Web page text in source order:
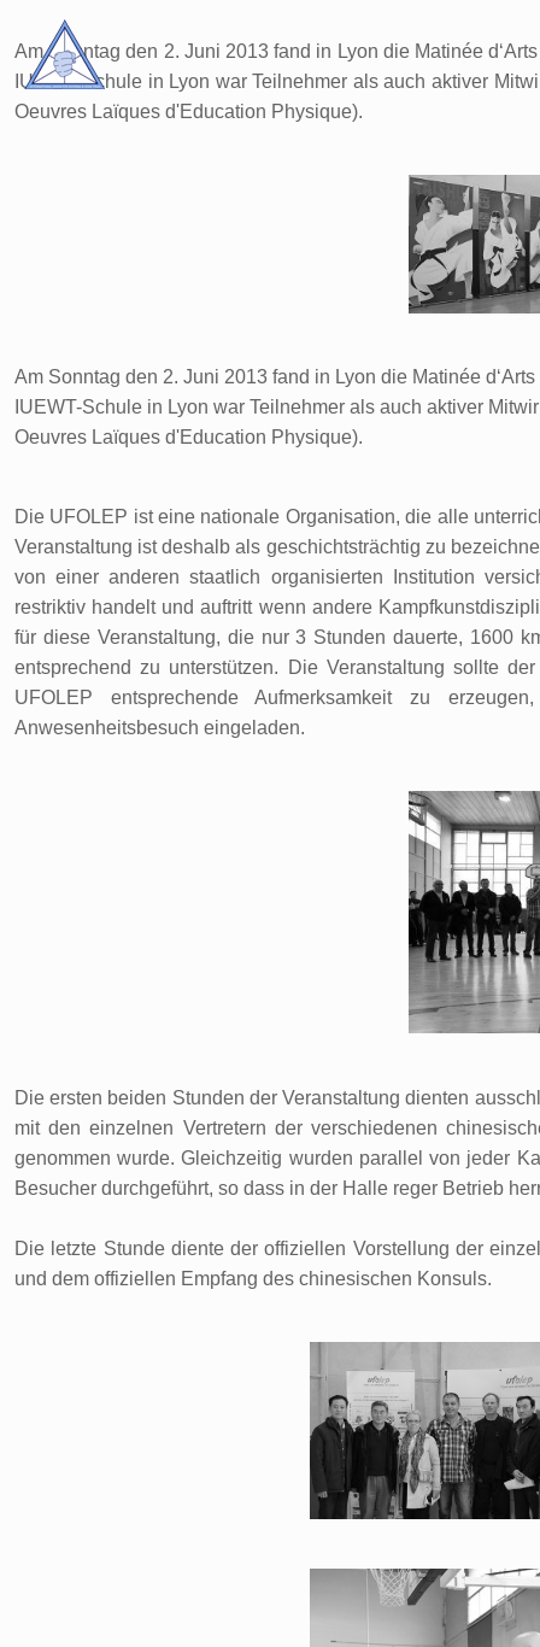
Am Sonntag den 2. Juni 2013 fand in Lyon die Matinée
IUEWT-Schule in Lyon war Teilnehmer als auch aktiver
Oeuvres Laïques d'Education Physique).
Am Sonntag den 2. Juni 2013 fand in Lyon die Matinée
IUEWT-Schule in Lyon war Teilnehmer als auch aktiver
Oeuvres Laïques d'Education Physique).
Die UFOLEP ist eine nationale Organisation, die alle
Veranstaltung ist deshalb als geschichtsträchtig zu
von einer anderen staatlich organisierten Institution
restriktiv handelt und auftritt wenn andere
für diese Veranstaltung, die nur 3 Stunden dauerte, 1600
entsprechend zu unterstützen. Die Veranstaltung sollte
UFOLEP entsprechende Aufmerksamkeit zu
Anwesenheitsbesuch eingeladen.
Die ersten beiden Stunden der Veranstaltung dienten
mit den einzelnen Vertretern der verschiedenen
genommen wurde. Gleichzeitig wurden parallel von jeder
Besucher durchgeführt, so dass in der Halle reger Betrieb
Die letzte Stunde diente der offiziellen Vorstellung der
und dem offiziellen Empfang des chinesischen Konsuls.